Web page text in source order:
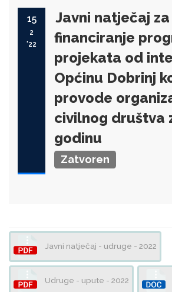
15
2
'22
Javni natječaj za
financiranje
projekata od
Općinu Dobrinj
provode
civilnog društva
godinu
Zatvoren
Javni natječaj - udruge - 2022
Udruge - upute - 2022